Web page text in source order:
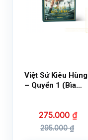
Việt Sử Kiêu Hùng
– Quyển 1 (Bìa
275.000₫
295.000₫